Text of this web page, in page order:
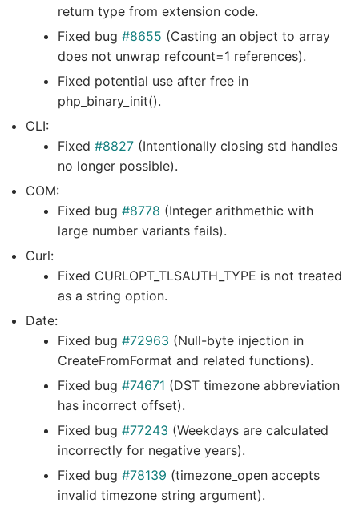
return type from extension code.
Fixed bug #8655 (Casting an object to array
does not unwrap refcount=1 references).
Fixed potential use after free in
php_binary_init().
CLI:
Fixed #8827 (Intentionally closing std handles
no longer possible).
COM:
Fixed bug #8778 (Integer arithmethic with
large number variants fails).
Curl:
Fixed CURLOPT_TLSAUTH_TYPE is not treated
as a string option.
Date:
Fixed bug #72963 (Null-byte injection in
CreateFromFormat and related functions).
Fixed bug #74671 (DST timezone abbreviation
has incorrect offset).
Fixed bug #77243 (Weekdays are calculated
incorrectly for negative years).
Fixed bug #78139 (timezone_open accepts
invalid timezone string argument).